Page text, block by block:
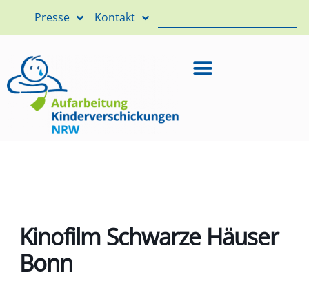
Presse Kontakt
Kinofilm Schwarze Häuser
Bonn